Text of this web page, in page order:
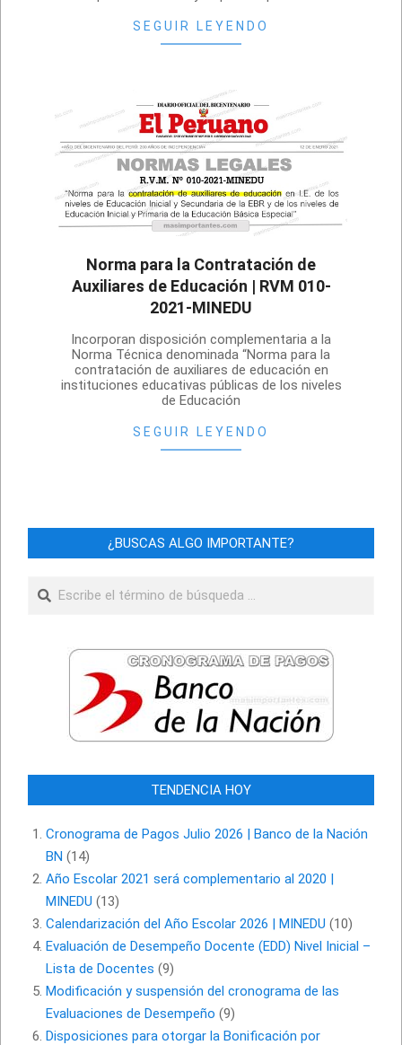
SEGUIR LEYENDO
Norma para la Contratación de
Auxiliares de Educación | RVM 010-
2021-MINEDU
01-
Incorporan disposición complementaria a la
Norma Técnica denominada “Norma para la
contratación de auxiliares de educación en
instituciones educativas públicas de los niveles
de Educación
SEGUIR LEYENDO
¿BUSCAS ALGO IMPORTANTE?
Buscar
TENDENCIA HOY
Cronograma de Pagos Julio 2026 | Banco de la Nación
BN (14)
Año Escolar 2021 será complementario al 2020 |
MINEDU (13)
Calendarización del Año Escolar 2026 | MINEDU (10)
Evaluación de Desempeño Docente (EDD) Nivel Inicial –
Lista de Docentes (9)
Modificación y suspensión del cronograma de las
Evaluaciones de Desempeño (9)
Disposiciones para otorgar la Bonificación por